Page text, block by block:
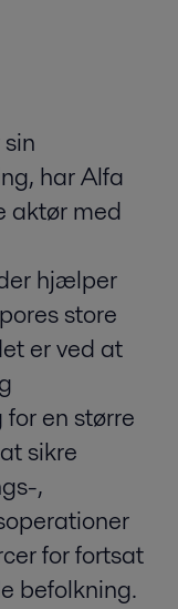
har Alfa
aktør med
hjælper
store
er ved at
en større
sikre
,
for fortsat
befolkning.